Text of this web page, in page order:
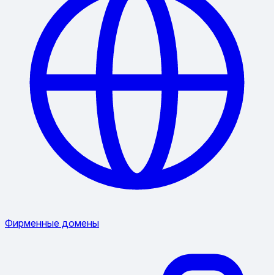
Фирменные домены